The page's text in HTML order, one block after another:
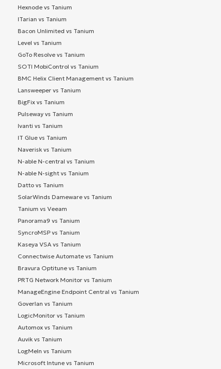
Hexnode vs Tanium
ITarian vs Tanium
Bacon Unlimited vs Tanium
Level vs Tanium
GoTo Resolve vs Tanium
SOTI MobiControl vs Tanium
BMC Helix Client Management vs Tanium
Lansweeper vs Tanium
BigFix vs Tanium
Pulseway vs Tanium
Ivanti vs Tanium
IT Glue vs Tanium
Naverisk vs Tanium
N-able N-central vs Tanium
N-able N-sight vs Tanium
Datto vs Tanium
SolarWinds Dameware vs Tanium
Tanium vs Veeam
Panorama9 vs Tanium
SyncroMSP vs Tanium
Kaseya VSA vs Tanium
Connectwise Automate vs Tanium
Bravura Optitune vs Tanium
PRTG Network Monitor vs Tanium
ManageEngine Endpoint Central vs Tanium
Goverlan vs Tanium
LogicMonitor vs Tanium
Automox vs Tanium
Auvik vs Tanium
LogMeIn vs Tanium
Microsoft Intune vs Tanium